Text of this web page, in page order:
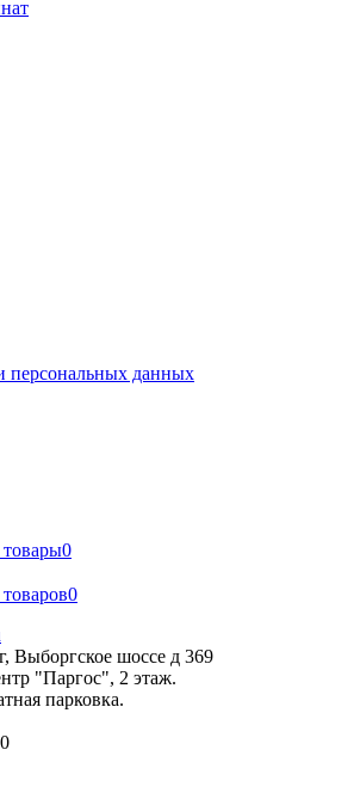
персональных данных
0
0
Выборгское шоссе д 369
"Паргос", 2 этаж.
парковка.